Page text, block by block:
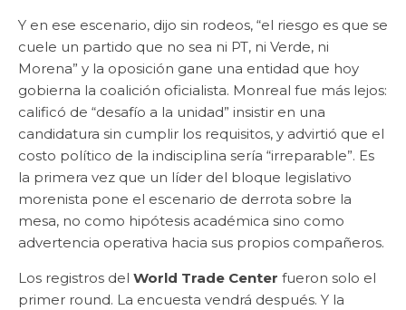
Y en ese escenario, dijo sin rodeos, “el riesgo es que se
cuele un partido que no sea ni PT, ni Verde, ni
Morena” y la oposición gane una entidad que hoy
gobierna la coalición oficialista. Monreal fue más lejos:
calificó de “desafío a la unidad” insistir en una
candidatura sin cumplir los requisitos, y advirtió que el
costo político de la indisciplina sería “irreparable”. Es
la primera vez que un líder del bloque legislativo
morenista pone el escenario de derrota sobre la
mesa, no como hipótesis académica sino como
advertencia operativa hacia sus propios compañeros.
Los registros del World Trade Center fueron solo el
primer round. La encuesta vendrá después. Y la